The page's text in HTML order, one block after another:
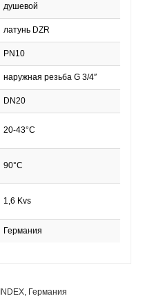
душевой
латунь DZR
PN10
наружная резьба G 3/4″
DN20
20-43°С
90°С
1,6 Kvs
Германия
Германия